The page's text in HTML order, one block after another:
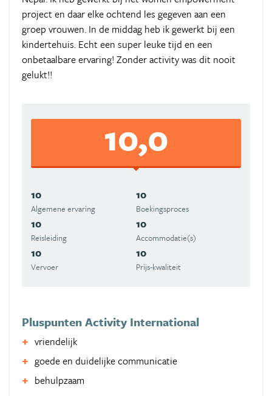
project en daar elke ochtend les gegeven aan een
groep vrouwen. In de middag heb ik gewerkt bij een
kindertehuis. Echt een super leuke tijd en een
onbetaalbare ervaring! Zonder activity was dit nooit
gelukt!!
10,0
10
Algemene ervaring
10
Boekingsproces
10
Reisleiding
10
Accommodatie(s)
10
Vervoer
10
Prijs-kwaliteit
Pluspunten Activity International
vriendelijk
goede en duidelijke communicatie
behulpzaam